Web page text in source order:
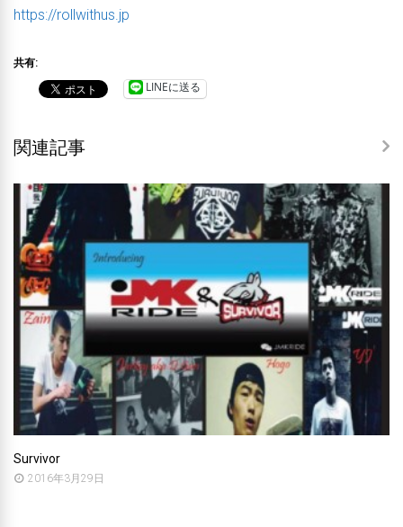
https://rollwithus.jp
共有:
LINEに送る
関連記事
Survivor
2016年3月29日